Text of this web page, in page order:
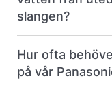
slangen?
Hur ofta
på vår